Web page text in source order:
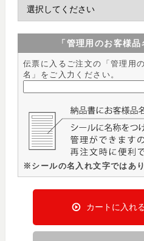
「管理用のお客様
伝票に入るご注文の「管理用
名」をご入力ください。
※シールの名入れ文字ではあ
カートに入れ